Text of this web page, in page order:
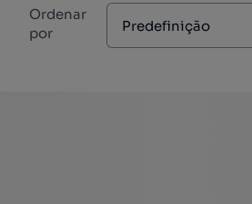
Ordenar
por
Predefinição